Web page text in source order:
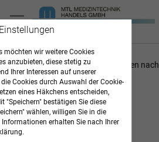
Artikel1- 12von13
Sortieren nach
AKTIONSANGEBOTE
ARZTBEDARF
möchten wir weitere Cookies
anzubieten, diese stetig zu
Ihrer Interessen auf unserer
Cookies durch Auswahl der Cookie-
eines Häkchens entscheiden,
"Speichern" bestätigen Sie diese
wählen, willigen Sie in die
erhalten Sie nach Ihrer